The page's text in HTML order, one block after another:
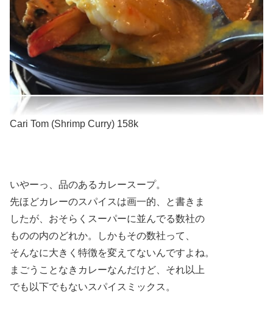
Cari Tom (Shrimp Curry) 158k
いやーっ、品のあるカレースープ。
先ほどカレーのスパイスは画一的、と書きま
したが、おそらくスーパーに並んでる数社の
ものの内のどれか。しかもその数社って、
そんなに大きく特徴を変えてないんですよね。
まごうことなきカレーなんだけど、それ以上
でも以下でもないスパイスミックス。